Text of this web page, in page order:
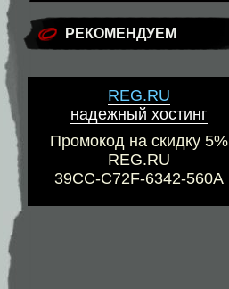
РЕКОМЕНДУЕМ
REG.RU
надежный хостинг
Промокод на скидку 5%
REG.RU
39CC-C72F-6342-560A